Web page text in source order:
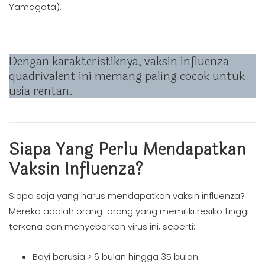
Yamagata).
Dengan karakteristiknya, vaksin influenza
quadrivalent ini memang paling cocok untuk
usia rentan.
Siapa Yang Perlu Mendapatkan
Vaksin Influenza?
Siapa saja yang harus mendapatkan vaksin influenza?
Mereka adalah orang-orang yang memiliki resiko tinggi
terkena dan menyebarkan virus ini, seperti:
Bayi berusia > 6 bulan hingga 35 bulan